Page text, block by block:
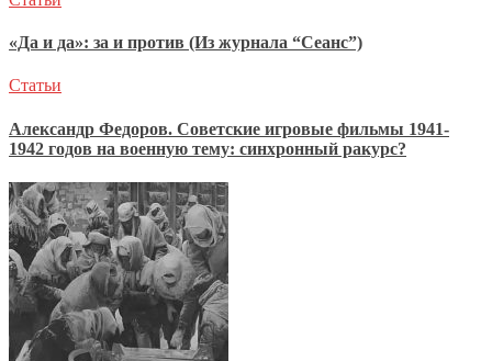
«Да и да»: за и против (Из журнала “Сеанс”)
Статьи
Александр Федоров. Советские игровые фильмы 1941-
1942 годов на военную тему: синхронный ракурс?